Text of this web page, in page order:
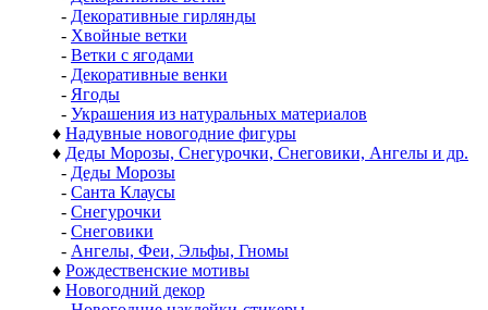
- Декоративные гирлянды
- Хвойные ветки
- Ветки с ягодами
- Декоративные венки
- Ягоды
- Украшения из натуральных материалов
♦ Надувные новогодние фигуры
♦ Деды Морозы, Снегурочки, Снеговики, Ангелы и др.
- Деды Морозы
- Санта Клаусы
- Снегурочки
- Снеговики
- Ангелы, Феи, Эльфы, Гномы
♦ Рождественские мотивы
♦ Новогодний декор